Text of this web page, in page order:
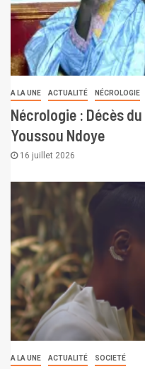
A LA UNE ACTUALITÉ NÉCROLOGIE
Nécrologie : Décès
Youssou Ndoye
16 juillet 2026
A LA UNE ACTUALITÉ SOCIETÉ